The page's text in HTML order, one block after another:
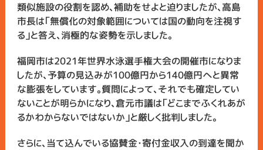
類似施設の役割を認め、補助をせよと迫りましたが、高島
市長は「無償化の対象範囲については国の動向を注視す
る」と答え、消極的な姿勢を示しました。
福岡市は2021年世界水泳選手権大会の開催市になりま
したが、予算の見込みが100億円から140億円へと異常
な膨張をしています。質問によって、それでも確定してい
ないことが明らかになり、倉元市議は「どこまでふくれあが
るかわからないではないか」と厳しく批判しました。
さらに、当て込んでいる協賛金・寄付金収入の到達を聞か